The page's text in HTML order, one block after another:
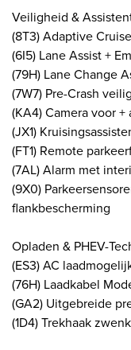
Veiligheid &
(8T3) Adaptive
(6I5) Lane Assist +
(79H) Lane Change
(7W7) Pre-Crash
(KA4) Camera voor
(JX1)
(FT1) Remote
(7AL) Alarm met
(9X0)
flankbescherming
Opladen & PHEV-
(ES3) AC
(76H) Laadkabel
(GA2) Uitgebreide
(1D4) Trekhaak